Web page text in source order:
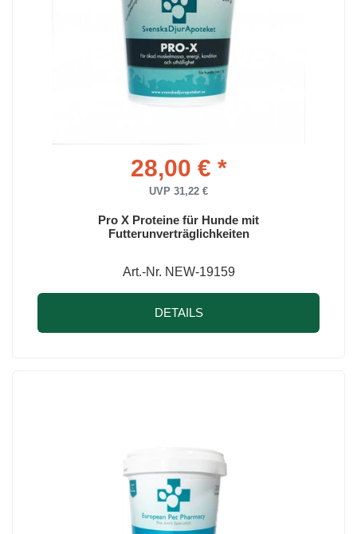
28,00 € *
UVP 31,22 €
Pro X Proteine für Hunde mit
Futterunverträglichkeiten
Art.-Nr. NEW-19159
DETAILS